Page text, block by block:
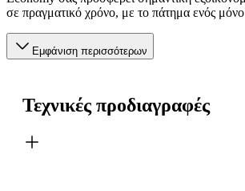
σε πραγματικό χρόνο, με το πάτημα ενός
Εμφάνιση περισσότερων
Τεχνικές προδιαγραφές